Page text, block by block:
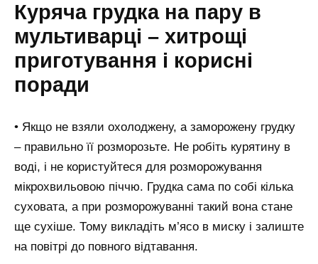
Куряча грудка на пару в
мультиварці – хитрощі
приготування і корисні
поради
• Якщо не взяли охолоджену, а заморожену грудку
– правильно її розморозьте. Не робіть курятину в
воді, і не користуйтеся для розморожування
мікрохвильовою піччю. Грудка сама по собі кілька
суховата, а при розморожуванні такий вона стане
ще сухіше. Тому викладіть м’ясо в миску і залиште
на повітрі до повного відтавання.